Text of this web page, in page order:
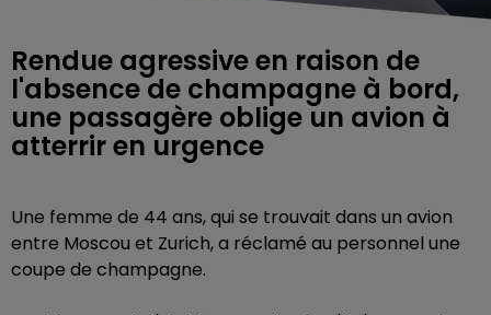
Rendue agressive en raison de
l'absence de champagne à bord,
une passagère oblige un avion à
atterrir en urgence
Une femme de 44 ans, qui se trouvait dans un avion
entre Moscou et Zurich, a réclamé au personnel une
coupe de champagne.